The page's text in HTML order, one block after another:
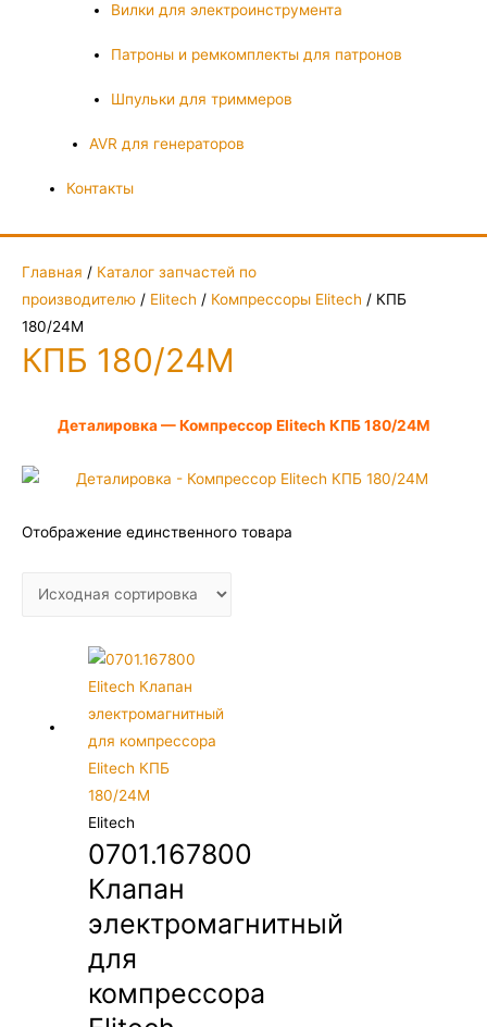
Вилки для электроинструмента
Патроны и ремкомплекты для патронов
Шпульки для триммеров
AVR для генераторов
Контакты
Главная / Каталог запчастей по
производителю / Elitech / Компрессоры Elitech / КПБ
180/24М
КПБ 180/24М
Деталировка — Компрессор Elitech КПБ 180/24М
Отображение единственного товара
Elitech
0701.167800
Клапан
электромагнитный
для
компрессора